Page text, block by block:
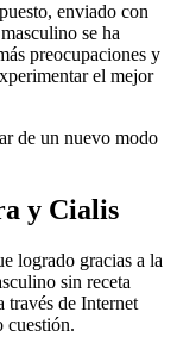
enviado con
se ha
preocupaciones y
el mejor
de un nuevo modo
y Cialis
logrado gracias a la
sin receta
través de Internet
cuestión.